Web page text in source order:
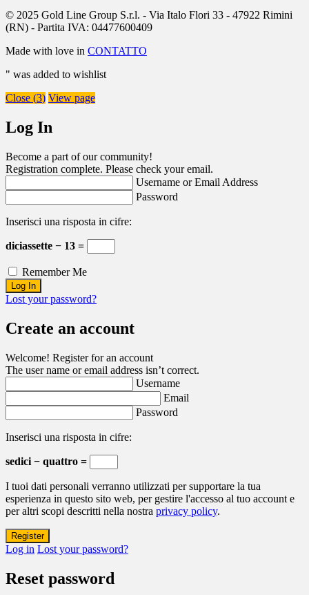
© 2025 Gold Line Group S.r.l. - Via Italo Flori 33 - 47922 Rimini
(RN) - Partita IVA: 04477600409
Made with love in CONTATTO
" was added to wishlist
Close (3) View page
Log In
Become a part of our community!
Registration complete. Please check your email.
Username or Email Address
Password
Inserisci una risposta in cifre:
diciassette − 13 =
Remember Me
Lost your password?
Create an account
Welcome! Register for an account
The user name or email address isn’t correct.
Username
Email
Password
Inserisci una risposta in cifre:
sedici − quattro =
I tuoi dati personali verranno utilizzati per supportare la tua
esperienza in questo sito web, per gestire l'accesso al tuo account e
per altri scopi descritti nella nostra privacy policy.
Log in Lost your password?
Reset password